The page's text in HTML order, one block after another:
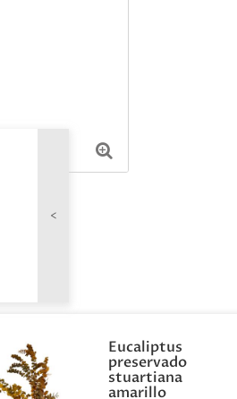
Eucaliptus
preservado
stuartiana
amarillo